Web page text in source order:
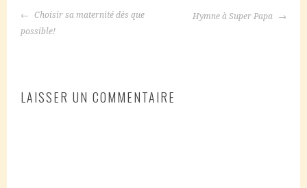
NAVIGATION
DES
Choisir sa maternité dès que
possible!
Hymne à Super Papa
LAISSER UN COMMENTAIRE